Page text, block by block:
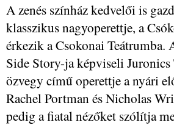
A zenés színház kedvelői is
klasszikus nagyoperettje, a
érkezik a Csokonai
Side Story-ja képviseli Juronics
özvegy című operettje a nyári
Rachel Portman és Nicholas
pedig a fiatal nézőket szólítja